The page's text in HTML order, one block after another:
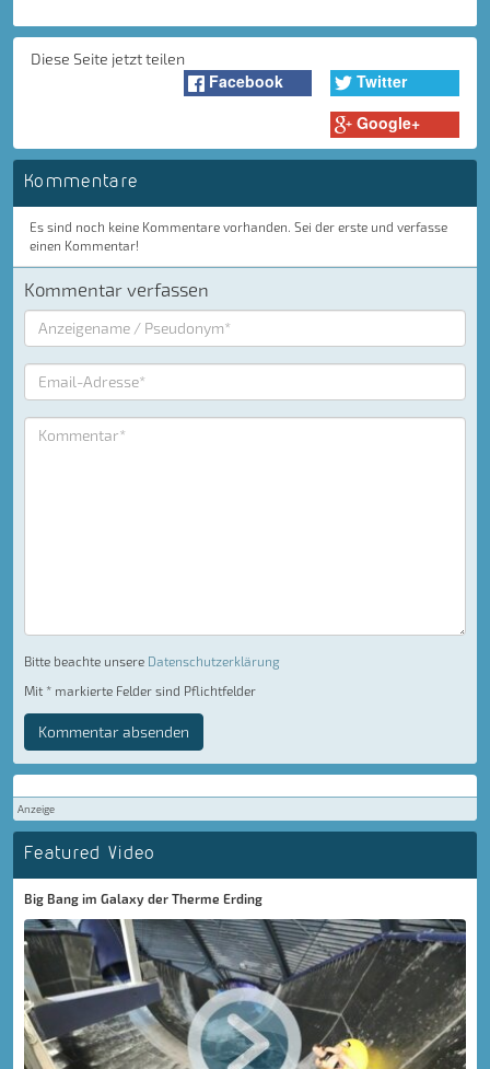
Diese Seite jetzt teilen
Facebook
Twitter
Google+
Kommentare
Es sind noch keine Kommentare vorhanden. Sei der erste und verfasse
einen Kommentar!
Kommentar verfassen
Bitte beachte unsere Datenschutzerklärung
Mit * markierte Felder sind Pflichtfelder
Kommentar absenden
Anzeige
Featured Video
Big Bang im Galaxy der Therme Erding